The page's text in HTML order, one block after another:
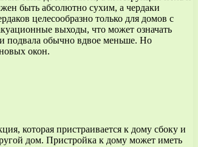
быть абсолютно сухим, а чердаки
целесообразно только для домов с
выходы, что может означать
подвала обычно вдвое меньше. Но
окон.
которая пристраивается к дому сбоку и
дом. Пристройка к дому может иметь